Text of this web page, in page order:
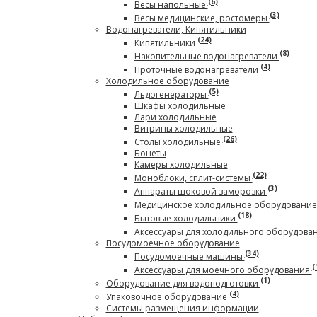
Весы напольные
Весы медицинские, ростомеры(3)
Водонагреватели, Кипятильники
Кипятильники(24)
Накопительные водонагреватели(8)
Проточные водонагреватели(4)
Холодильное оборудование
Льдогенераторы(5)
Шкафы холодильные
Лари холодильные
Витрины холодильные
Столы холодильные(26)
Бонеты
Камеры холодильные
Моноблоки, сплит-системы(22)
Аппараты шоковой заморозки(3)
Медицинское холодильное
Бытовые холодильники(18)
Аксессуары для холодильного
Посудомоечное оборудование
Посудомоечные машины(34)
Аксессуары для моечного оборудования
Оборудование для водоподготовки(1)
Упаковочное оборудование(4)
Системы размещения информации